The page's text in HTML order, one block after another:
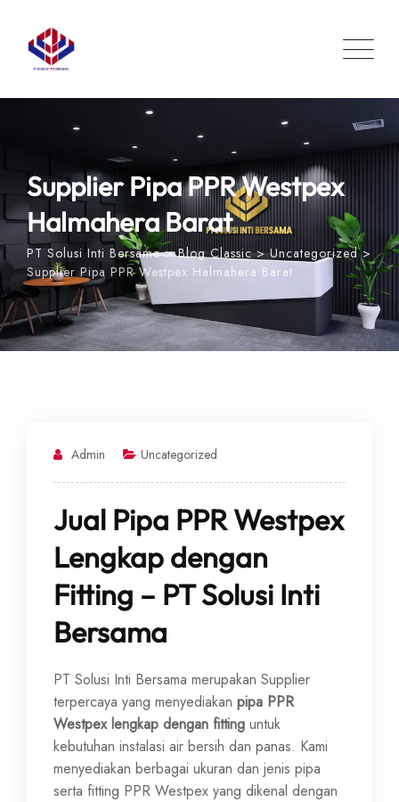
content
Supplier Pipa PPR Westpex
Halmahera Barat
PT Solusi Inti Bersama>Blog Classic>Uncategorized>
Supplier Pipa PPR Westpex Halmahera Barat
Admin Uncategorized
Jual Pipa PPR Westpex
Lengkap dengan
Fitting – PT Solusi Inti
Bersama
PT Solusi Inti Bersama merupakan Supplier
terpercaya yang menyediakan pipa PPR
Westpex lengkap dengan fitting untuk
kebutuhan instalasi air bersih dan panas. Kami
menyediakan berbagai ukuran dan jenis pipa
serta fitting PPR Westpex yang dikenal dengan